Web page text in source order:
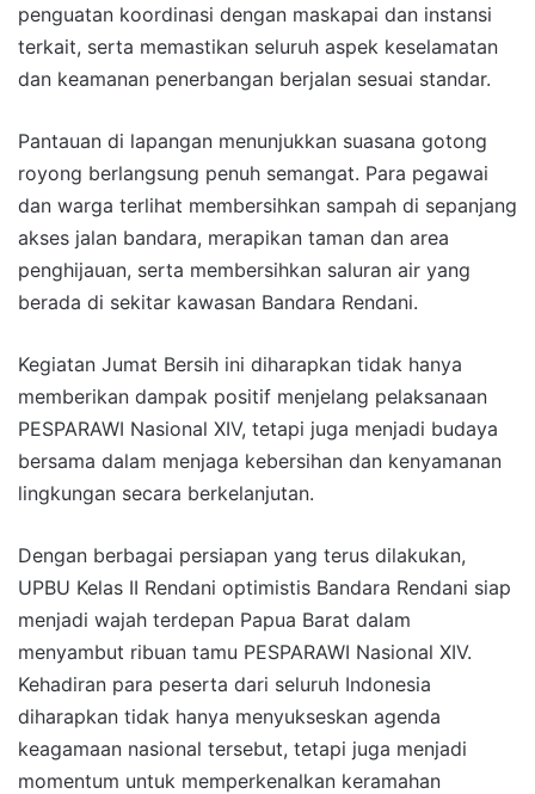
penguatan koordinasi dengan maskapai dan instansi
terkait, serta memastikan seluruh aspek keselamatan
dan keamanan penerbangan berjalan sesuai standar.
Pantauan di lapangan menunjukkan suasana gotong
royong berlangsung penuh semangat. Para pegawai
dan warga terlihat membersihkan sampah di sepanjang
akses jalan bandara, merapikan taman dan area
penghijauan, serta membersihkan saluran air yang
berada di sekitar kawasan Bandara Rendani.
Kegiatan Jumat Bersih ini diharapkan tidak hanya
memberikan dampak positif menjelang pelaksanaan
PESPARAWI Nasional XIV, tetapi juga menjadi budaya
bersama dalam menjaga kebersihan dan kenyamanan
lingkungan secara berkelanjutan.
Dengan berbagai persiapan yang terus dilakukan,
UPBU Kelas II Rendani optimistis Bandara Rendani siap
menjadi wajah terdepan Papua Barat dalam
menyambut ribuan tamu PESPARAWI Nasional XIV.
Kehadiran para peserta dari seluruh Indonesia
diharapkan tidak hanya menyukseskan agenda
keagamaan nasional tersebut, tetapi juga menjadi
momentum untuk memperkenalkan keramahan